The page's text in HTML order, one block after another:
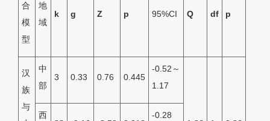
合
模
型
地
域
k g Z p 95%CI Q df p
汉
族
与
中
部
3 0.33 0.76 0.445
-0.52～
1.17
西
-0.28